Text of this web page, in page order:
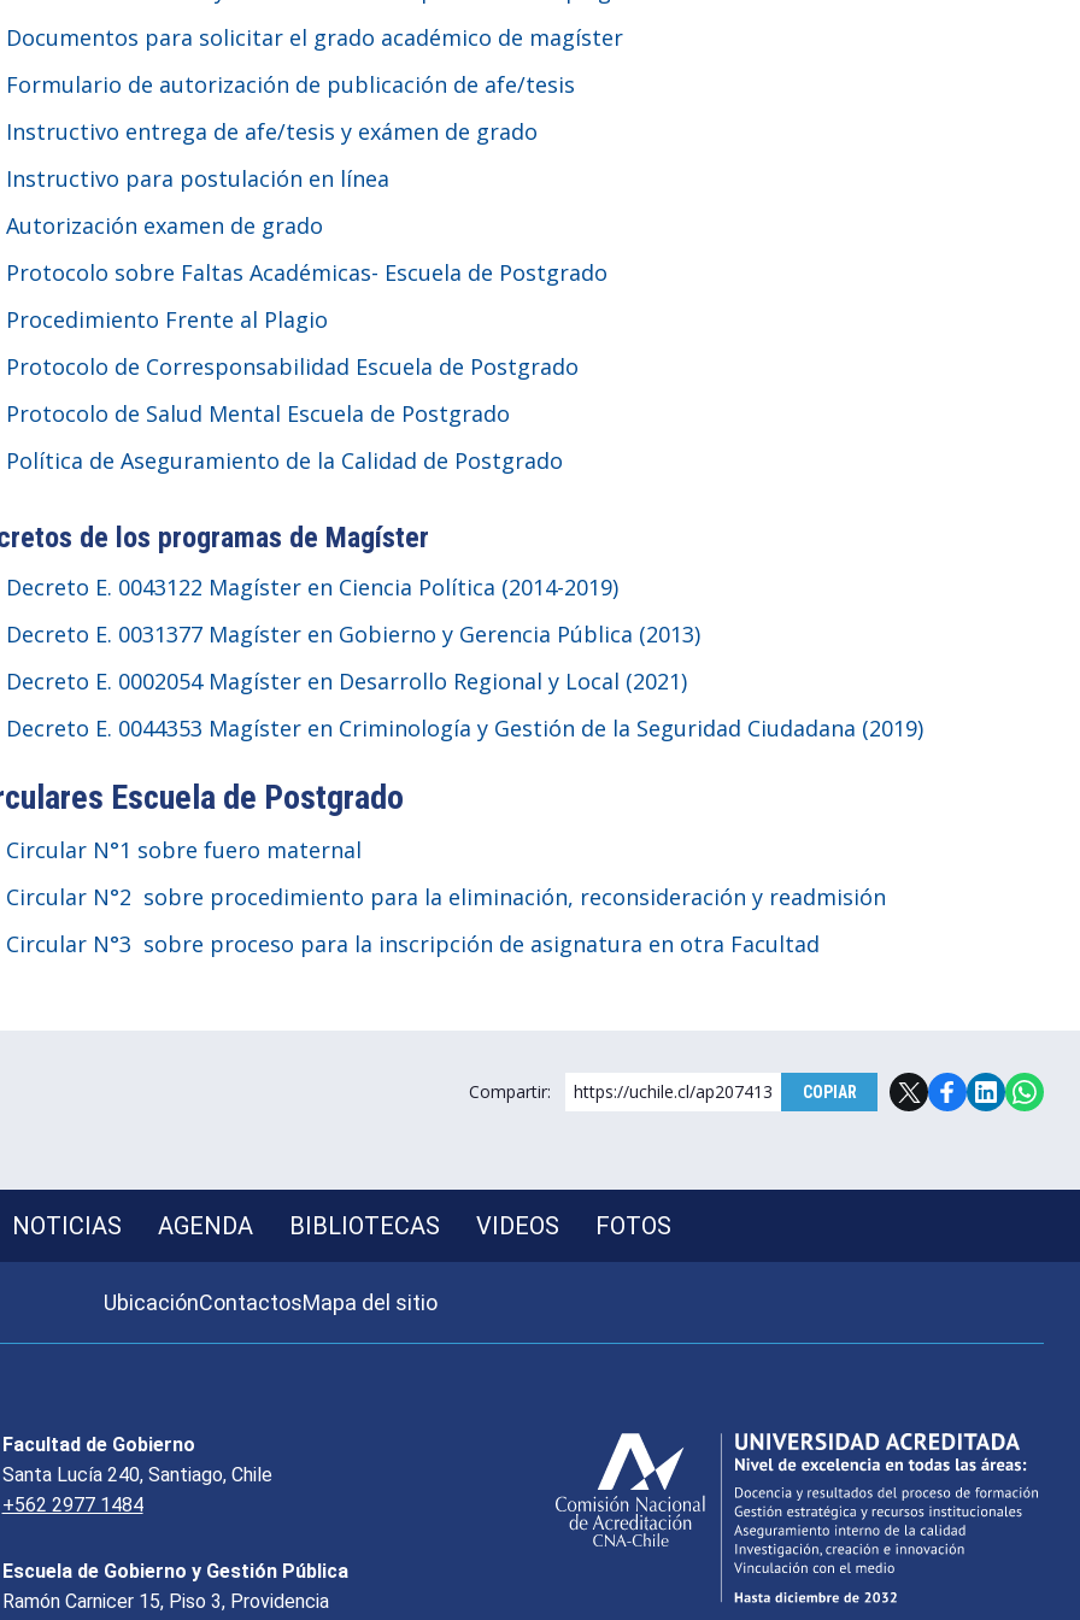
Documentos para solicitar el grado académico de magíster
Formulario de autorización de publicación de afe/tesis
Instructivo entrega de afe/tesis y exámen de grado
Instructivo para postulación en línea
Autorización examen de grado
Protocolo sobre Faltas Académicas- Escuela de Postgrado
Procedimiento Frente al Plagio
Protocolo de Corresponsabilidad Escuela de Postgrado
Protocolo de Salud Mental Escuela de Postgrado
Política de Aseguramiento de la Calidad de Postgrado
de los programas de Magíster
Decreto E. 0043122 Magíster en Ciencia Política (2014-2019)
Decreto E. 0031377 Magíster en Gobierno y Gerencia Pública (2013)
Decreto E. 0002054 Magíster en Desarrollo Regional y Local (2021)
Decreto E. 0044353 Magíster en Criminología y Gestión de la Seguridad Ciudadana (2019)
Escuela de Postgrado
Circular N°1 sobre fuero maternal
Circular N°2 sobre procedimiento para la eliminación, reconsideración y readmisión
Circular N°3 sobre proceso para la inscripción de asignatura en otra Facultad
Compartir: https://uchile.cl/ap207413 COPIAR
NOTICIAS AGENDA BIBLIOTECAS VIDEOS FOTOS
UbicaciónContactosMapa del sitio
Facultad de Gobierno
Santa Lucía 240, Santiago, Chile
+562 2977 1484
Escuela de Gobierno y Gestión Pública
Ramón Carnicer 15, Piso 3, Providencia